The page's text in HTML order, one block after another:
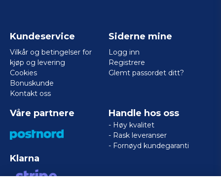
Kundeservice
Vilkår og betingelser for
kjøp og levering
Cookies
Bonuskunde
Kontakt oss
Siderne mine
Logg inn
Registrere
Glemt passordet ditt?
Våre partnere
Klarna
Handle hos oss
- Høy kvalitet
- Rask leveranser
- Fornøyd kundegaranti